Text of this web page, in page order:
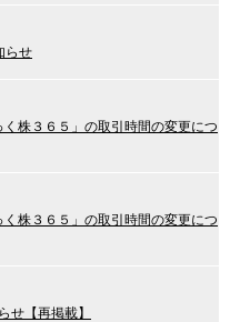
らせ
株３６５」の取引時間の変更につ
株３６５」の取引時間の変更につ
せ【再掲載】